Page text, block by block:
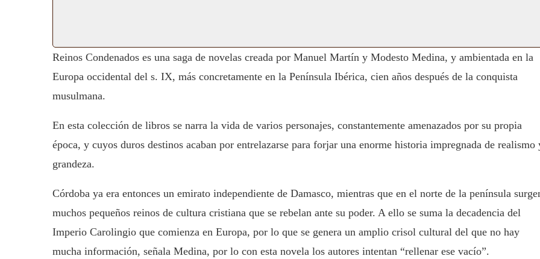
Reinos Condenados es una saga de novelas creada por Manuel Martín y Modesto Medina, y ambientada en la
Europa occidental del s. IX, más concretamente en la Península Ibérica, cien años después de la conquista
musulmana.
En esta colección de libros se narra la vida de varios personajes, constantemente amenazados por su propia
época, y cuyos duros destinos acaban por entrelazarse para forjar una enorme historia impregnada de realismo
grandeza.
Córdoba ya era entonces un emirato independiente de Damasco, mientras que en el norte de la península
muchos pequeños reinos de cultura cristiana que se rebelan ante su poder. A ello se suma la decadencia del
Imperio Carolingio que comienza en Europa, por lo que se genera un amplio crisol cultural del que no hay
mucha información, señala Medina, por lo con esta novela los autores intentan “rellenar ese vacío”.